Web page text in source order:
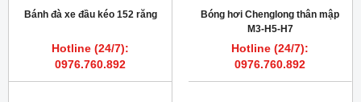
Bánh đà xe đầu kéo 152 răng
Hotline (24/7):
0976.760.892
Bóng hơi Chenglong thân mập
M3-H5-H7
Hotline (24/7):
0976.760.892